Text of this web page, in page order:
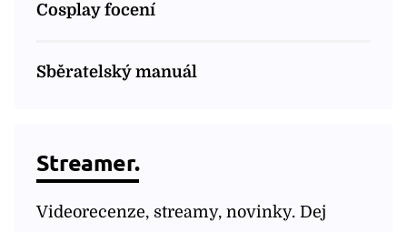
Cosplay focení
Sběratelský manuál
Streamer.
Videorecenze, streamy, novinky. Dej